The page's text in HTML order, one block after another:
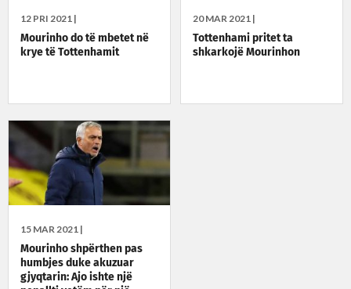
12 PRI 2021 |
Mourinho do të mbetet në
krye të Tottenhamit
20 MAR 2021 |
Tottenhami pritet ta
shkarkojë Mourinhon
15 MAR 2021 |
Mourinho shpërthen pas
humbjes duke akuzuar
gjyqtarin: Ajo ishte një